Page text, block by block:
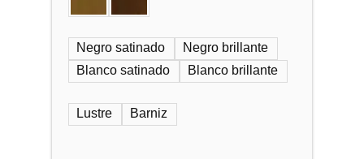
c
o
o
r
i
g
c
o
a
c
t
u
Negro satinado
Negro brillante
Blanco satinado
Blanco brillante
Lustre Barniz